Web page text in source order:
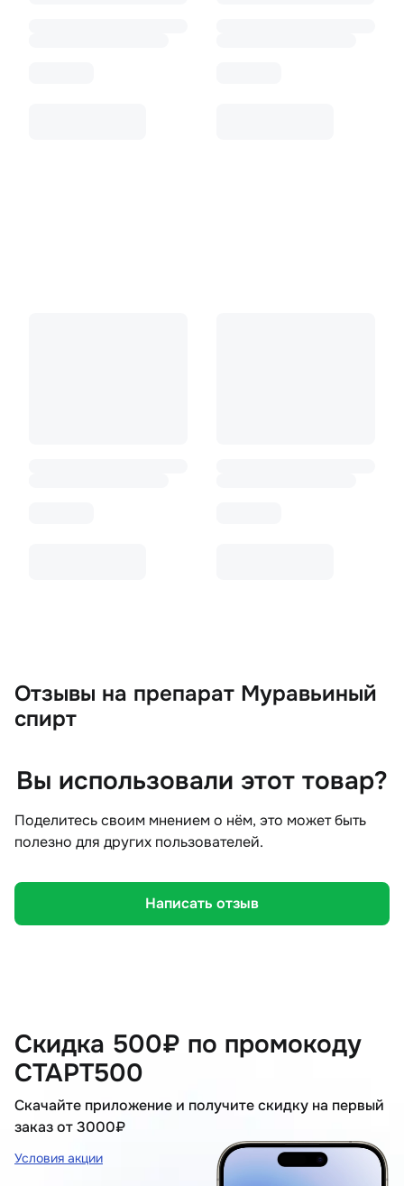
Отзывы на препарат Муравьиный
спирт
Вы использовали этот товар?
Поделитесь своим мнением о нём, это может быть
полезно для других пользователей.
Написать отзыв
Скидка 500₽ по промокоду
СТАРТ500
Скачайте приложение и получите скидку на первый
заказ от 3000₽
Условия акции